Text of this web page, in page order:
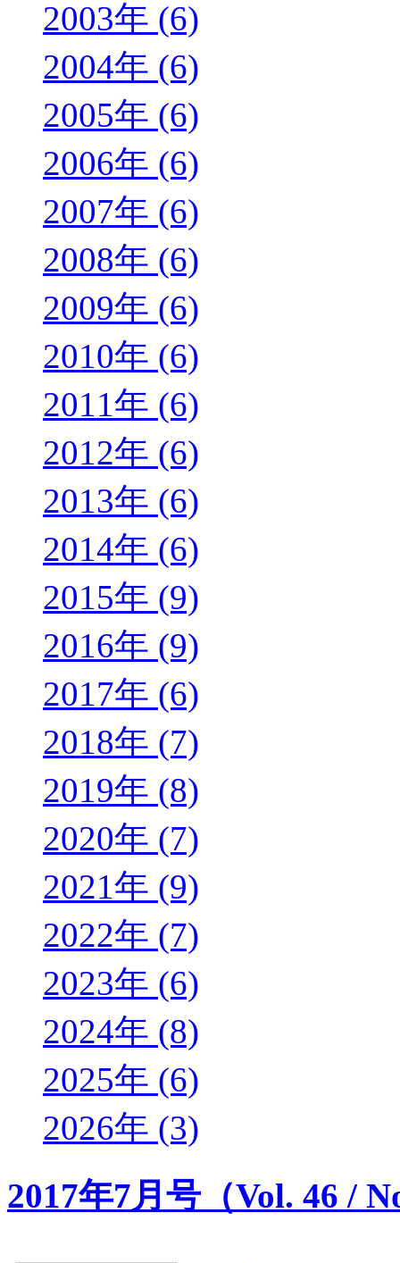
2003年 (6)
2004年 (6)
2005年 (6)
2006年 (6)
2007年 (6)
2008年 (6)
2009年 (6)
2010年 (6)
2011年 (6)
2012年 (6)
2013年 (6)
2014年 (6)
2015年 (9)
2016年 (9)
2017年 (6)
2018年 (7)
2019年 (8)
2020年 (7)
2021年 (9)
2022年 (7)
2023年 (6)
2024年 (8)
2025年 (6)
2026年 (3)
2017年7月号（Vol. 46 /